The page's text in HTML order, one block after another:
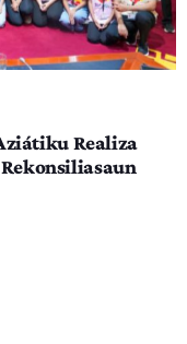
Realiza